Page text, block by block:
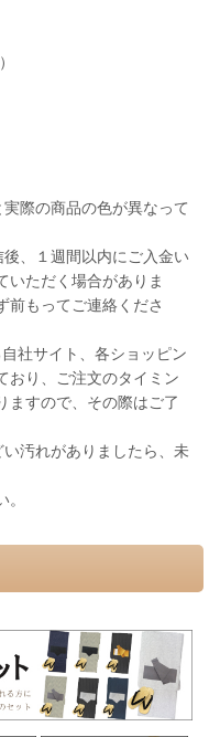
際の商品の色が異なって
、１週間以内にご入金い
いただく場合がありま
前もってご連絡くださ
社サイト、各ショッピン
おり、ご注文のタイミン
ますので、その際はご了
汚れがありましたら、未